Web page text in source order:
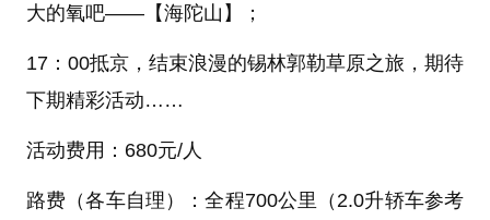
大的氧吧——【海陀山】 ；
17：00抵京，结束浪漫的锡林郭勒草原之旅，期待
下期精彩活动……
活动费用： 680元/人
路费（各车自理）：全程700公里（2.0升轿车参考